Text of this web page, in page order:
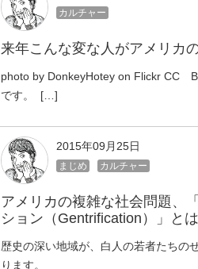
カルチャー
来年こんな変な人がアメリカ
photo by DonkeyHotey on Flickr CC
です。 […]
2015年09月25日
まじめ カルチャー
アメリカの複雑な社会問題、
ション（Gentrification）」とは
歴史の深い地域が、白人の若者たちの
ります。